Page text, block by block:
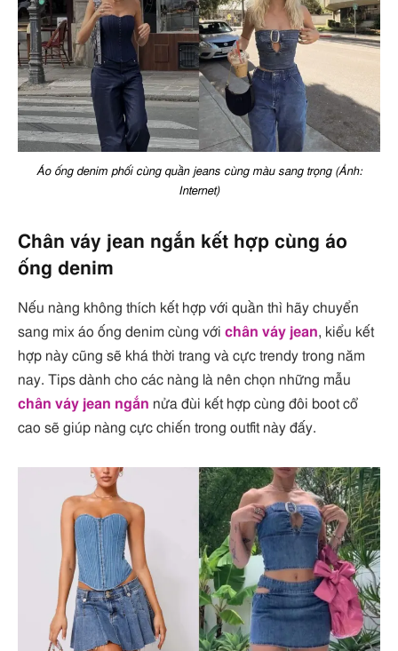
Áo ống denim phối cùng quần jeans cùng màu sang trọng (Ảnh:
Internet)
Chân váy jean ngắn kết hợp cùng áo
ống denim
Nếu nàng không thích kết hợp với quần thì hãy chuyển
sang mix áo ống denim cùng với chân váy jean, kiểu kết
hợp này cũng sẽ khá thời trang và cực trendy trong năm
nay. Tips dành cho các nàng là nên chọn những mẫu
chân váy jean ngắn nửa đùi kết hợp cùng đôi boot cổ
cao sẽ giúp nàng cực chiến trong outfit này đấy.